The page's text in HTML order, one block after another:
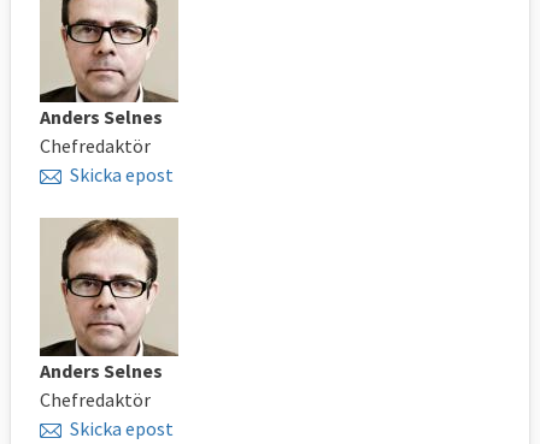
Anders Selnes
Chefredaktör
Skicka epost
Anders Selnes
Chefredaktör
Skicka epost